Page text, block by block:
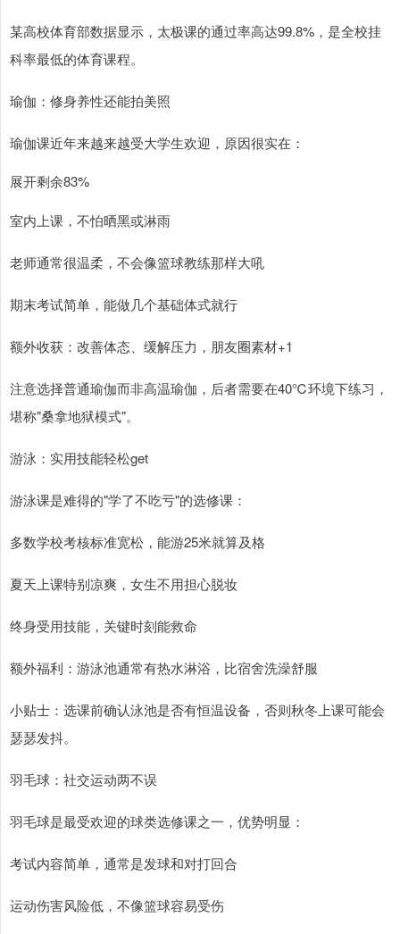
某高校体育部数据显示，太极课的通过率高达99.8%，是全校挂
科率最低的体育课程。
瑜伽：修身养性还能拍美照
瑜伽课近年来越来越受大学生欢迎，原因很实在：
展开剩余83%
室内上课，不怕晒黑或淋雨
老师通常很温柔，不会像篮球教练那样大吼
期末考试简单，能做几个基础体式就行
额外收获：改善体态、缓解压力，朋友圈素材+1
注意选择普通瑜伽而非高温瑜伽，后者需要在40℃环境下练习，
堪称"桑拿地狱模式"。
游泳：实用技能轻松get
游泳课是难得的"学了不吃亏"的选修课：
多数学校考核标准宽松，能游25米就算及格
夏天上课特别凉爽，女生不用担心脱妆
终身受用技能，关键时刻能救命
额外福利：游泳池通常有热水淋浴，比宿舍洗澡舒服
小贴士：选课前确认泳池是否有恒温设备，否则秋冬上课可能会
瑟瑟发抖。
羽毛球：社交运动两不误
羽毛球是最受欢迎的球类选修课之一，优势明显：
考试内容简单，通常是发球和对打回合
运动伤害风险低，不像篮球容易受伤